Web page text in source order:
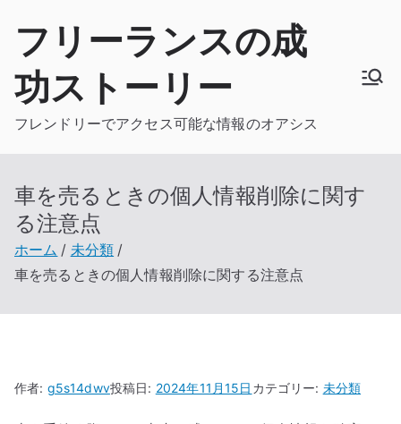
フリーランスの成
功ストーリー
フレンドリーでアクセス可能な情報のオアシス
車を売るときの個人情報削除に関す
る注意点
ホーム
未分類
車を売るときの個人情報削除に関する注意点
作者: g5s14dwv投稿日: 2024年11月15日 カテゴリー: 未分類